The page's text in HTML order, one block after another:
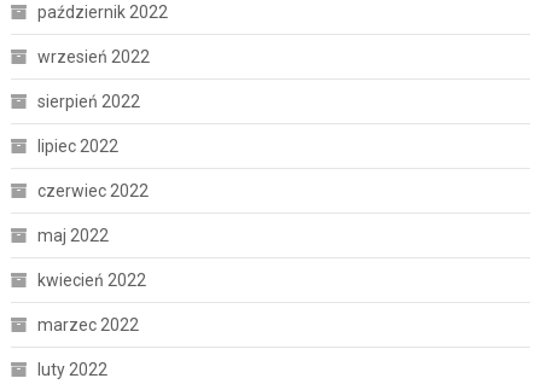
październik 2022
wrzesień 2022
sierpień 2022
lipiec 2022
czerwiec 2022
maj 2022
kwiecień 2022
marzec 2022
luty 2022